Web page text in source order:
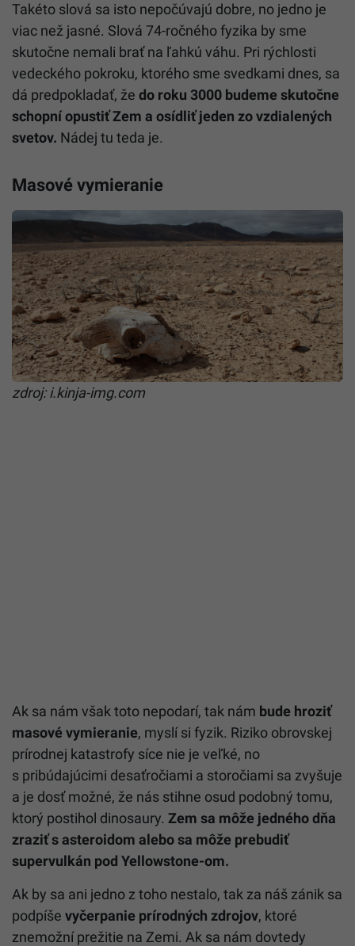
Takéto slová sa isto nepočúvajú dobre, no jedno je
viac než jasné. Slová 74-ročného fyzika by sme
skutočne nemali brať na ľahkú váhu. Pri rýchlosti
vedeckého pokroku, ktorého sme svedkami dnes, sa
dá predpokladať, že do roku 3000 budeme skutočne
schopní opustiť Zem a osídliť jeden zo vzdialených
svetov. Nádej tu teda je.
Masové vymieranie
zdroj: i.kinja-img.com
Ak sa nám však toto nepodarí, tak nám bude hroziť
masové vymieranie, myslí si fyzik. Riziko obrovskej
prírodnej katastrofy síce nie je veľké, no
s pribúdajúcimi desaťročiami a storočiami sa zvyšuje
a je dosť možné, že nás stihne osud podobný tomu,
ktorý postihol dinosaury. Zem sa môže jedného dňa
zraziť s asteroidom alebo sa môže prebudiť
supervulkán pod Yellowstone-om.
Ak by sa ani jedno z toho nestalo, tak za náš zánik sa
podpíše vyčerpanie prírodných zdrojov, ktoré
znemožní prežitie na Zemi. Ak sa nám dovtedy